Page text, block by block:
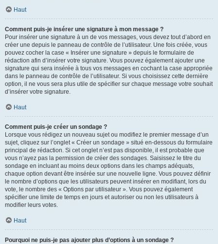
Haut
Comment puis-je insérer une signature à mon message ?
Pour insérer une signature à un de vos messages, vous devez tout d’abord en
créer une depuis le panneau de contrôle de l’utilisateur. Une fois créée, vous
pouvez cocher la case « Insérer une signature » depuis le formulaire de
rédaction afin d’insérer votre signature. Vous pouvez également ajouter une
signature qui sera insérée à tous vos messages en cochant la case appropriée
dans le panneau de contrôle de l’utilisateur. Si vous choisissez cette dernière
option, il ne vous sera plus utile de spécifier sur chaque message votre souhait
d’insérer votre signature.
Haut
Comment puis-je créer un sondage ?
Lorsque vous rédigez un nouveau sujet ou modifiez le premier message d’un
sujet, cliquez sur l’onglet « Créer un sondage » situé en-dessous du formulaire
principal de rédaction. Si cet onglet n’est pas disponible, il est probable que
vous n’ayez pas la permission de créer des sondages. Saisissez le titre du
sondage en incluant au moins deux options dans les champs adéquats,
chaque option devant être insérée sur une nouvelle ligne. Vous pouvez définir
le nombre d’options que les utilisateurs peuvent insérer en modifiant, lors du
vote, le nombre des « Options par utilisateur ». Vous pouvez également
spécifier une limite de temps en jours et autoriser ou non les utilisateurs à
modifier leurs votes.
Haut
Pourquoi ne puis-je pas ajouter plus d’options à un sondage ?